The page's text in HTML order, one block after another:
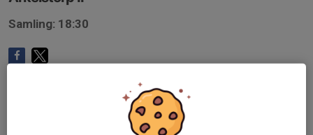
Samling: 18:30